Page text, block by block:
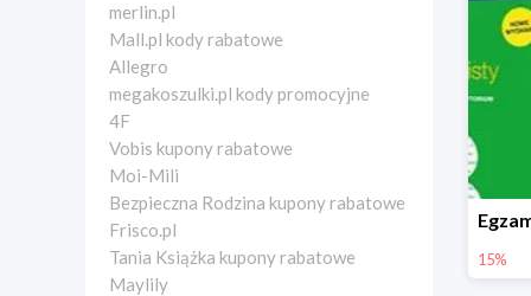
merlin.pl
Mall.pl kody rabatowe
Allegro
megakoszulki.pl kody promocyjne
4F
Vobis kupony rabatowe
Moi-Mili
Bezpieczna Rodzina kupony rabatowe
Frisco.pl
Tania Książka kupony rabatowe
Maylily
15%